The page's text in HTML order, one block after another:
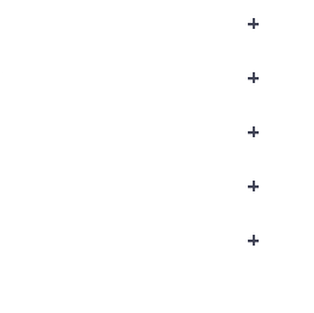
+
+
+
+
+